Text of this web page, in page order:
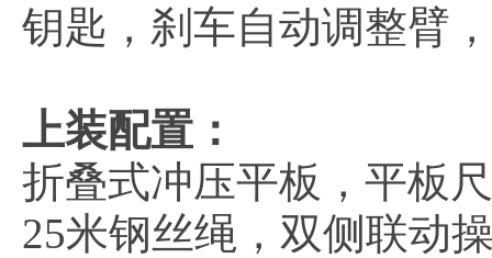
钥匙，刹车自动调整臂
上装配置：
折叠式冲压平板，平板
25米钢丝绳，双侧联动